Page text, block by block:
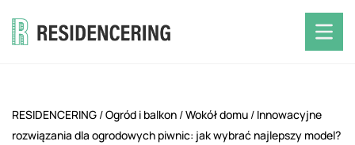
RESIDENCERING /Ogród i balkon /Wokół domu / Innowacyjne
rozwiązania dla ogrodowych piwnic: jak wybrać najlepszy model?